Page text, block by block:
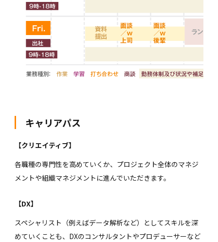
キャリアパス
【クリエイティブ】
各職種の専門性を高めていくか、プロジェクト全体のマネジ
メントや組織マネジメントに進んでいただきます。
【DX】
スペシャリスト（例えばデータ解析など）としてスキルを深
めていくことも、DXのコンサルタントやプロデューサーなど